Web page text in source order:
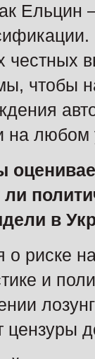
Ельцин
честных
чтобы
на любом
ли
в
о риске
и
цензуры